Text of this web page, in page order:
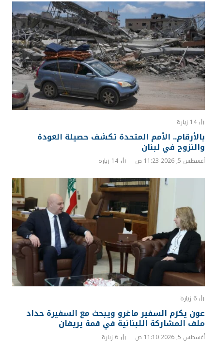
14 زيارة
بالأرقام.. الأمم المتحدة تكشف حصيلة العودة
والنزوح في لبنان
أغسطس 5, 2026 11:23 ص 14 زيارة
6 زيارة
عون يكرّم السفير ماغرو ويبحث مع السفيرة حداد
ملف المشاركة اللبنانية في قمة يريفان
أغسطس 5, 2026 11:10 ص 6 زيارة